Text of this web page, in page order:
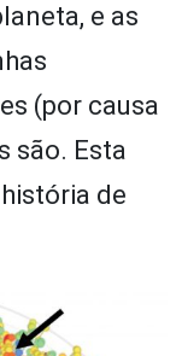
e as
(por causa
são. Esta
de